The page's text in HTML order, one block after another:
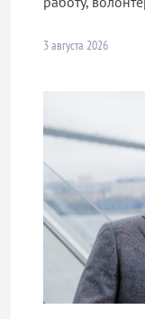
3 августа 2026